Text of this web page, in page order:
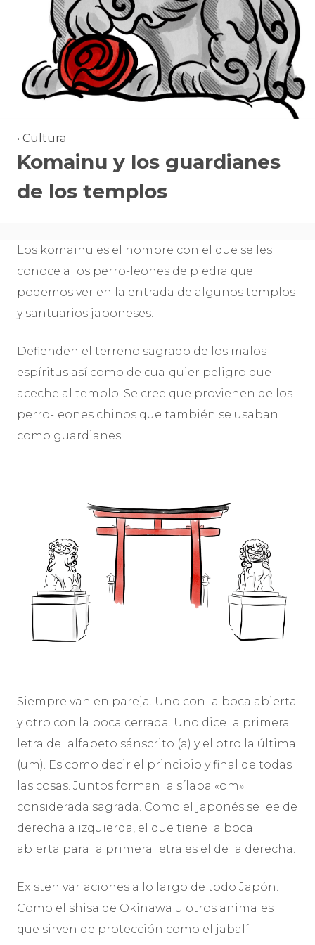
• Cultura
Komainu y los guardianes
de los templos
Los komainu es el nombre con el que se les
conoce a los perro-leones de piedra que
podemos ver en la entrada de algunos templos
y santuarios japoneses.
Defienden el terreno sagrado de los malos
espíritus así como de cualquier peligro que
aceche al templo. Se cree que provienen de los
perro-leones chinos que también se usaban
como guardianes.
Siempre van en pareja. Uno con la boca abierta
y otro con la boca cerrada. Uno dice la primera
letra del alfabeto sánscrito (a) y el otro la última
(um). Es como decir el principio y final de todas
las cosas. Juntos forman la sílaba «om»
considerada sagrada. Como el japonés se lee de
derecha a izquierda, el que tiene la boca
abierta para la primera letra es el de la derecha.
Existen variaciones a lo largo de todo Japón.
Como el shisa de Okinawa u otros animales
que sirven de protección como el jabalí.